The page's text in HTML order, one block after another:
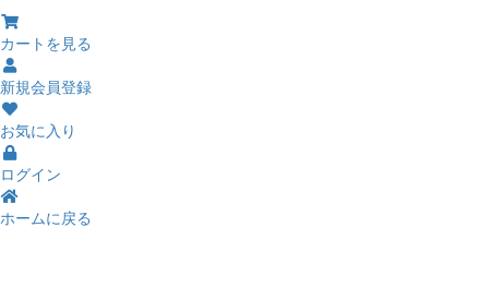
カートを見る
新規会員登録
お気に入り
ログイン
ホームに戻る